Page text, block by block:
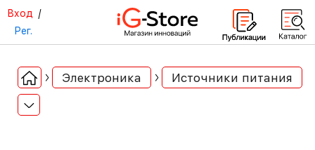
Вход /
Рег.
Электроника Источники питания